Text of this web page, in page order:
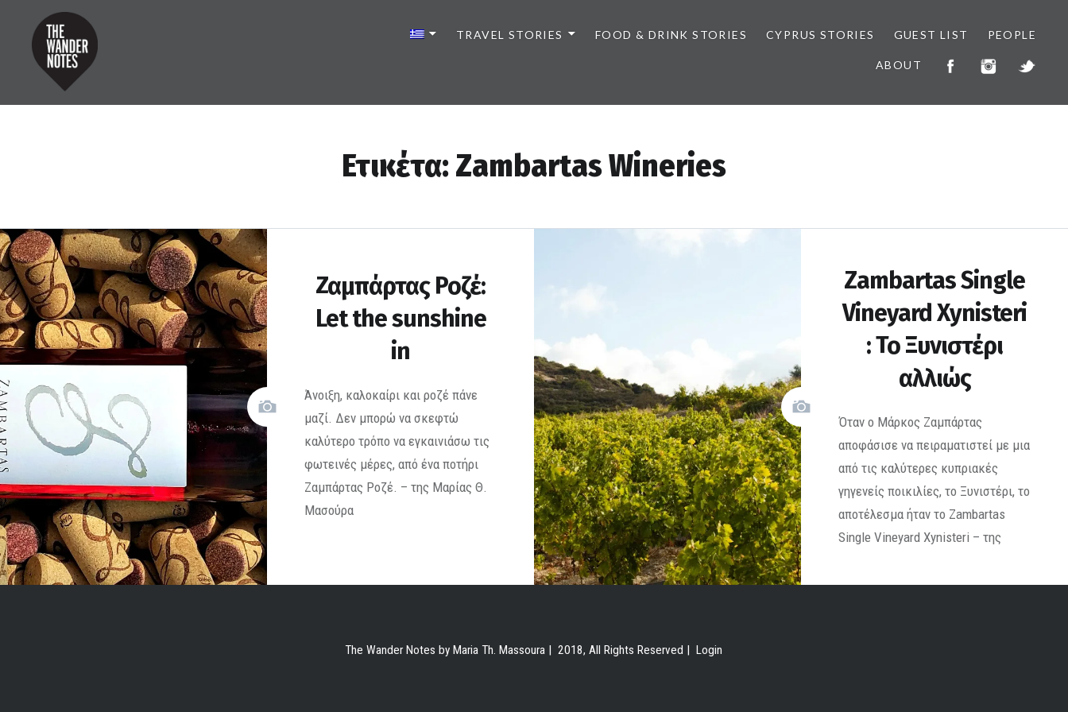
Μετάβαση
περιεχόμενο
the wander notes
TRAVEL STORIES FOOD & DRINK STORIES CYPRUS STORIES GUEST LIST PEOPLE
ABOUT
Ετικέτα:Zambartas Wineries
Ζαμπάρτας Ροζέ:
Let the sunshine
in
Άνοιξη, καλοκαίρι και ροζέ πάνε
μαζί. Δεν μπορώ να σκεφτώ
καλύτερο τρόπο να εγκαινιάσω τις
φωτεινές μέρες, από ένα ποτήρι
Ζαμπάρτας Ροζέ. – της Μαρίας Θ.
Μασούρα
Zambartas Single
Vineyard Xynisteri
: Το Ξυνιστέρι
αλλιώς
Όταν ο Μάρκος Ζαμπάρτας
αποφάσισε να πειραματιστεί με μια
από τις καλύτερες κυπριακές
γηγενείς ποικιλίες, το Ξυνιστέρι, το
αποτέλεσμα ήταν το Zambartas
Single Vineyard Xynisteri – της
The Wander Notes by Maria Th. Massoura | 2018, All Rights Reserved |Login